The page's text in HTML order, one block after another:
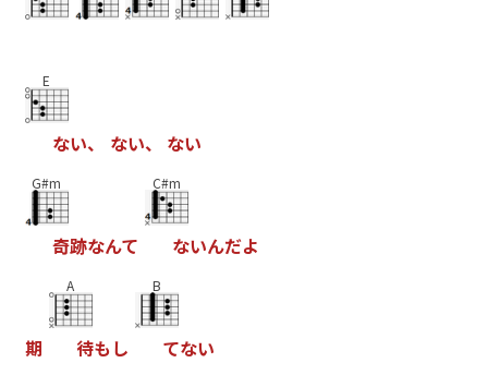
E
ない、 ない、 ない
G#m
奇跡なんて
C#m
ないんだよ
期
A
待もし
B
てない